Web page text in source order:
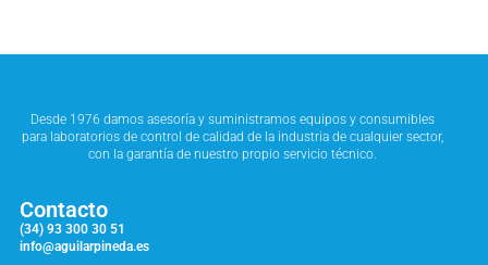
Desde 1976 damos asesoría y suministramos equipos y consumibles
para laboratorios de control de calidad de la industria de cualquier sector,
con la garantía de nuestro propio servicio técnico.
Contacto
(34) 93 300 30 51
info@aguilarpineda.es